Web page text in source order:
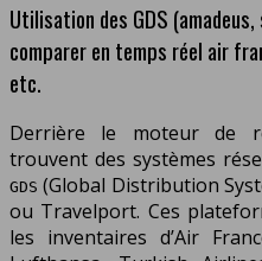
Utilisation des GDS
comparer en temps réel air
etc.
Derrière le moteur de
trouvent des systèmes
GDS (Global Distribution
ou Travelport. Ces
les inventaires d’Air